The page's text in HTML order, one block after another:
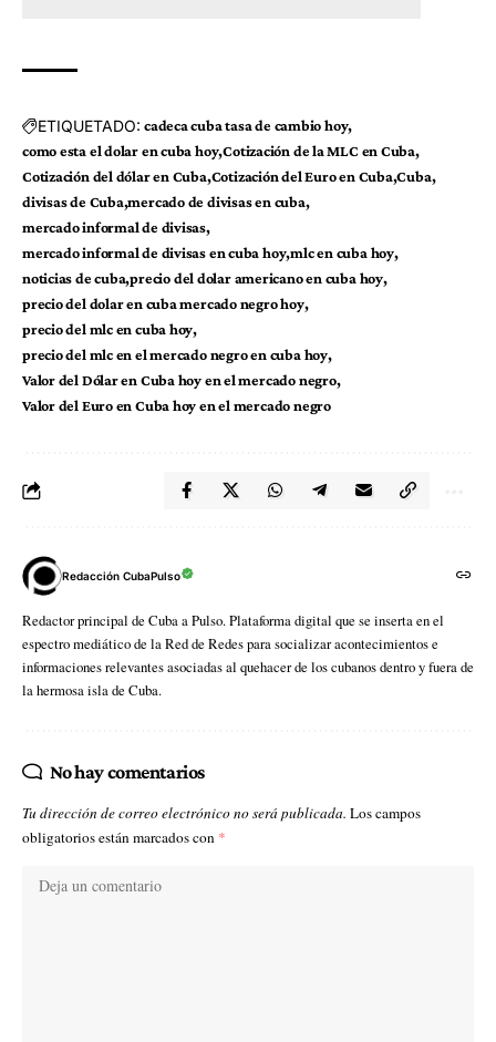
ETIQUETADO: cadeca cuba tasa de cambio hoy
como esta el dolar en cuba hoy Cotización de la MLC en Cuba
Cotización del dólar en Cuba Cotización del Euro en Cuba Cuba
divisas de Cuba mercado de divisas en cuba
mercado informal de divisas
mercado informal de divisas en cuba hoy mlc en cuba hoy
noticias de cuba precio del dolar americano en cuba hoy
precio del dolar en cuba mercado negro hoy
precio del mlc en cuba hoy
precio del mlc en el mercado negro en cuba hoy
Valor del Dólar en Cuba hoy en el mercado negro
Valor del Euro en Cuba hoy en el mercado negro
Redacción CubaPulso
Redactor principal de Cuba a Pulso. Plataforma digital que se inserta en el
espectro mediático de la Red de Redes para socializar acontecimientos e
informaciones relevantes asociadas al quehacer de los cubanos dentro y fuera de
la hermosa isla de Cuba.
No hay comentarios
Tu dirección de correo electrónico no será publicada. Los campos
obligatorios están marcados con *